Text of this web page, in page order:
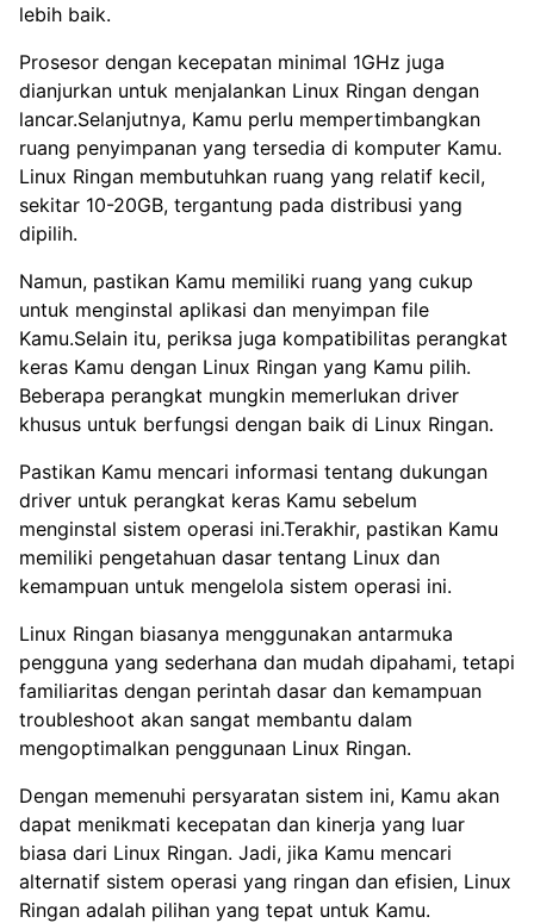
lebih baik.
Prosesor dengan kecepatan minimal 1GHz juga
dianjurkan untuk menjalankan Linux Ringan dengan
lancar.Selanjutnya, Kamu perlu mempertimbangkan
ruang penyimpanan yang tersedia di komputer Kamu.
Linux Ringan membutuhkan ruang yang relatif kecil,
sekitar 10-20GB, tergantung pada distribusi yang
dipilih.
Namun, pastikan Kamu memiliki ruang yang cukup
untuk menginstal aplikasi dan menyimpan file
Kamu.Selain itu, periksa juga kompatibilitas perangkat
keras Kamu dengan Linux Ringan yang Kamu pilih.
Beberapa perangkat mungkin memerlukan driver
khusus untuk berfungsi dengan baik di Linux Ringan.
Pastikan Kamu mencari informasi tentang dukungan
driver untuk perangkat keras Kamu sebelum
menginstal sistem operasi ini.Terakhir, pastikan Kamu
memiliki pengetahuan dasar tentang Linux dan
kemampuan untuk mengelola sistem operasi ini.
Linux Ringan biasanya menggunakan antarmuka
pengguna yang sederhana dan mudah dipahami, tetapi
familiaritas dengan perintah dasar dan kemampuan
troubleshoot akan sangat membantu dalam
mengoptimalkan penggunaan Linux Ringan.
Dengan memenuhi persyaratan sistem ini, Kamu akan
dapat menikmati kecepatan dan kinerja yang luar
biasa dari Linux Ringan. Jadi, jika Kamu mencari
alternatif sistem operasi yang ringan dan efisien, Linux
Ringan adalah pilihan yang tepat untuk Kamu.